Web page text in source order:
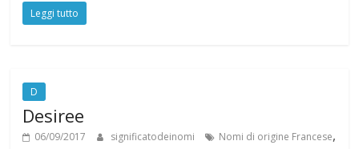
Leggi tutto
D
Desiree
06/09/2017 significatodeinomi Nomi di origine Francese,